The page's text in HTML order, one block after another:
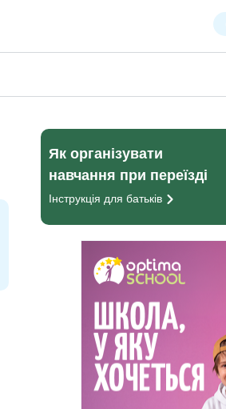
Як організувати
навчання при переїзді
Інструкція для батьків